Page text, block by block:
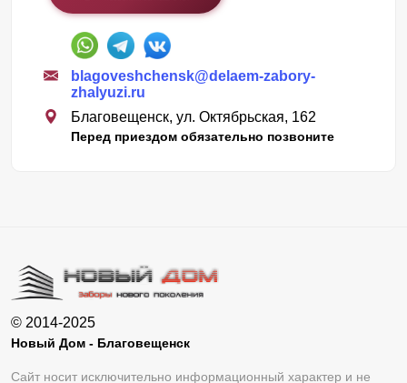
blagoveshchensk@delaem-zabory-
zhalyuzi.ru
Благовещенск, ул. Октябрьская, 162
Перед приездом обязательно позвоните
© 2014-2025
Новый Дом - Благовещенск
Сайт носит исключительно информационный характер и не